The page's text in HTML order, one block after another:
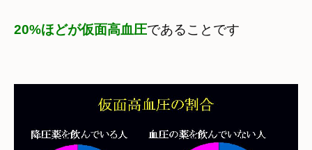
20%ほどが仮面高血圧であることです